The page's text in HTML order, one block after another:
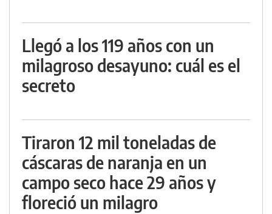
Llegó a los 119 años con un
milagroso desayuno: cuál es el
secreto
Tiraron 12 mil toneladas de
cáscaras de naranja en un
campo seco hace 29 años y
floreció un milagro